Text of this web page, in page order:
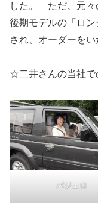
した。 ただ、元々
後期モデルの「ロ
され、オーダーを
☆二井さんの当社
パジェロ